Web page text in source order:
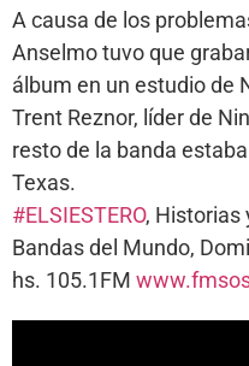
A causa de los
Anselmo tuvo que
álbum en un estudio de
Trent Reznor, líder de
resto de la banda
Texas.
#ELSIESTERO, Historias
Bandas del Mundo,
hs. 105.1FM